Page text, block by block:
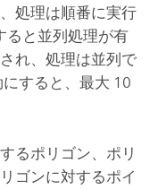
処理は順番に実行
ると並列処理が有
れ、処理は並列で
すると、最大 10
るポリゴン、ポリ
ゴンに対するポイ